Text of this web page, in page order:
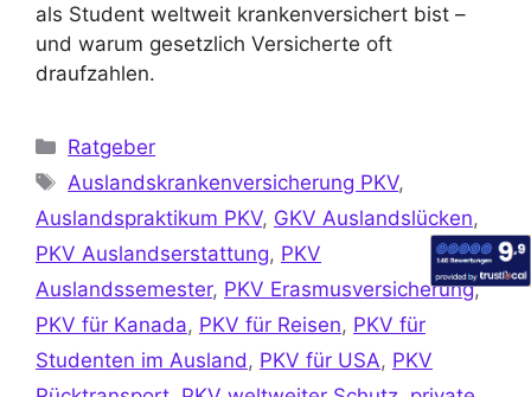
als Student weltweit krankenversichert bist –
und warum gesetzlich Versicherte oft
draufzahlen.
Ratgeber
Auslandskrankenversicherung PKV,
Auslandspraktikum PKV, GKV Auslandslücken,
PKV Auslandserstattung, PKV
Auslandssemester, PKV Erasmusversicherung,
PKV für Kanada, PKV für Reisen, PKV für
Studenten im Ausland , PKV für USA, PKV